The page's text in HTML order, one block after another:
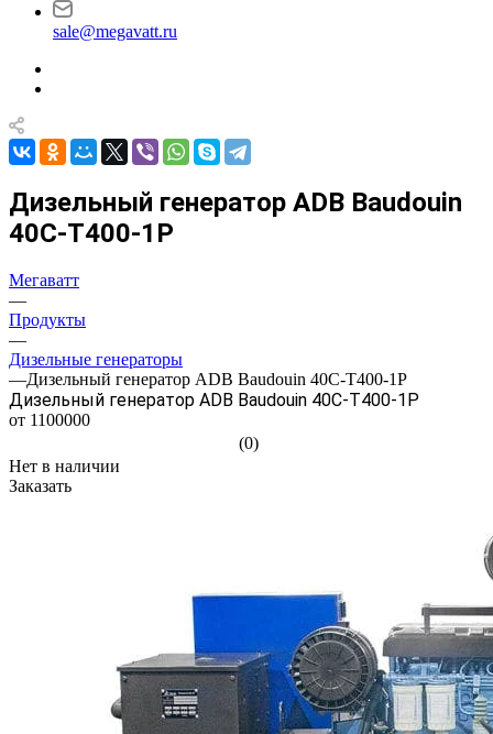
sale@megavatt.ru
Дизельный генератор ADB Baudouin
40С-Т400-1Р
Мегаватт
—
Продукты
—
Дизельные генераторы
—Дизельный генератор ADB Baudouin 40С-Т400-1Р
Дизельный генератор ADB Baudouin 40С-Т400-1Р
от 1100000
(0)
Нет в наличии
Заказать